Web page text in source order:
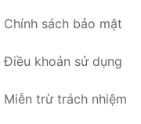
Chính sách bảo mật
Điều khoản sử dụng
Miễn trừ trách nhiệm